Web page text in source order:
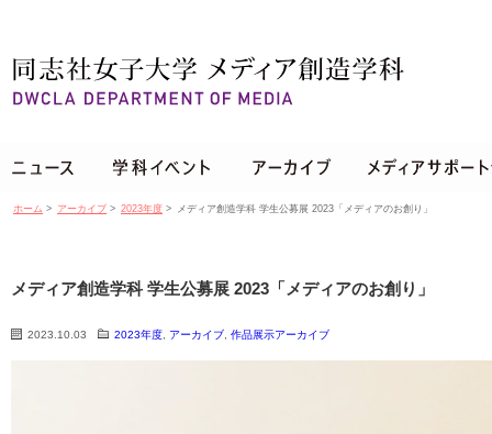
ホーム > アーカイブ > 2023年度 > メディア創造学科 学生公募展 2023「メディアのお創り」
メディア創造学科 学生公募展 2023「メディアのお創り」
2023.10.03 2023年度 アーカイブ 作品展示アーカイブ